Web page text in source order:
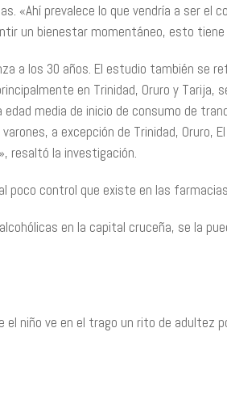
«Ahí prevalece lo que vendría a ser el
un bienestar momentáneo, esto
a los 30 años. El estudio también se
en Trinidad, Oruro y Tarija,
edad media de inicio de consumo de
a excepción de Trinidad, Oruro,
resaltó la investigación.
poco control que existe en las
en la capital cruceña, se la
el niño ve en el trago un rito de adultez